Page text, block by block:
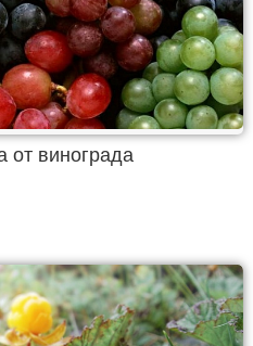
от винограда